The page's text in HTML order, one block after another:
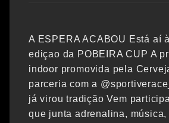
A ESPERA ACABOU Está aí
ediçao da POBEIRA CUP A
indoor promovida pela
parceria com a
já virou tradição Vem
que junta adrenalina,